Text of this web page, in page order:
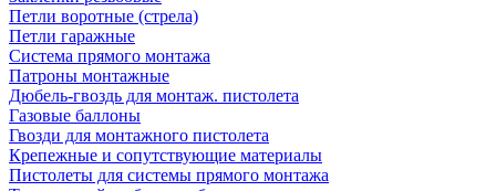
Петли воротные (стрела)
Петли гаражные
Система прямого монтажа
Патроны монтажные
Дюбель-гвоздь для монтаж. пистолета
Газовые баллоны
Гвозди для монтажного пистолета
Крепежные и сопутствующие материалы
Пистолеты для системы прямого монтажа